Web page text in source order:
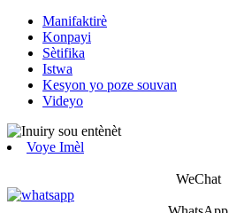
Manifaktirè
Konpayi
Sètifika
Istwa
Kesyon yo poze souvan
Videyo
Voye Imèl
WeChat